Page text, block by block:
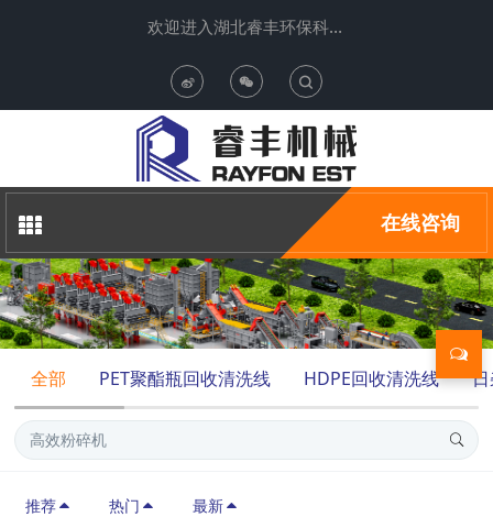
欢迎进入湖北睿丰环保科技有限公司
T
g
g
l
S
在线咨询
全部 PET聚酯瓶回收清洗线 HDPE回收清洗线
推荐 热门 最新